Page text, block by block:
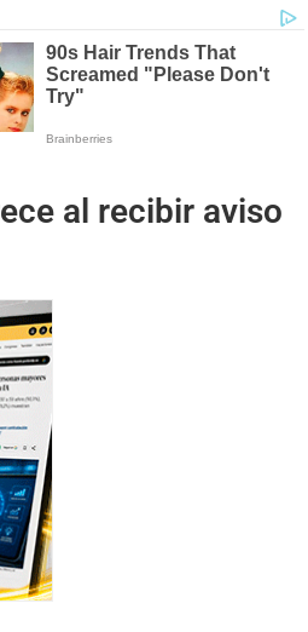
al recibir aviso